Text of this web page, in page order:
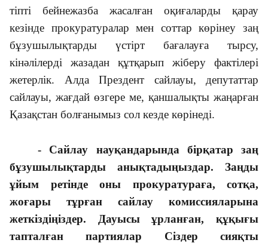
тіпті бейнежазба жасалған оқиғаларды қарау
кезінде прокуратуралар мен соттар көрінеу заң
бұзушылықтарды үстірт бағалауға тырсу,
кінәлілерді жазадан құтқарып жіберу фактілері
жетерлік. Алда Прездент сайлауы, депутаттар
сайлауы, жағдай өзгере ме, қаншалықты жаңарған
Қазақстан болғанымыз сол кезде көрінеді.
- Сайлау науқандарында бірқатар заң
бұзушылықтарды анықтадыңыздар. Заңды
ұйым ретінде оны прокуратураға, сотқа,
жоғары тұрған сайлау комиссияларына
жеткіздіңіздер. Дауысы ұрланған, құқығы
тапталған партиялар Сіздер сияқты